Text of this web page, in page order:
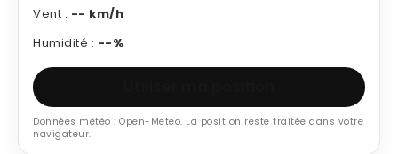
Vent : -- km/h
Humidité : --%
Données météo : Open-Meteo. La position reste traitée dans votre
navigateur.